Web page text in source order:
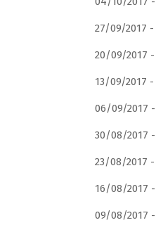
27/09/2017 -
20/09/2017 -
13/09/2017 -
06/09/2017 -
30/08/2017 -
23/08/2017 -
16/08/2017 -
09/08/2017 -